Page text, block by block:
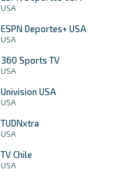
USA
ESPN Deportes+ USA
USA
360 Sports TV
USA
Univision USA
USA
TUDNxtra
USA
TV Chile
USA